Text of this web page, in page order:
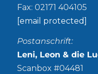
Fax: 02171 404105
[email protected]
Postanschrift:
Leni, Leon & die
Scanbox #04481